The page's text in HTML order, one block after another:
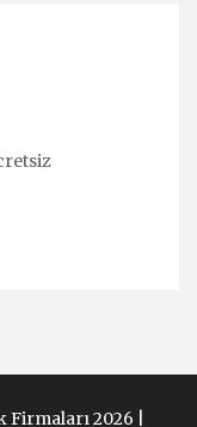
Firmaları 2026 |